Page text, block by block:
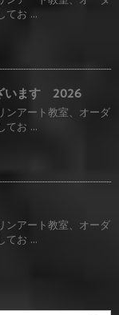
てお ...
います 2026
ンアート教室、オーダ
てお ...
ンアート教室、オーダ
てお ...